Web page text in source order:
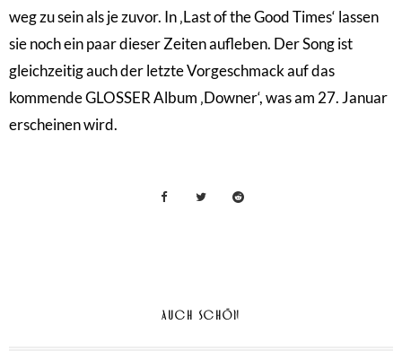
weg zu sein als je zuvor. In ‚Last of the Good Times‘ lassen
sie noch ein paar dieser Zeiten aufleben. Der Song ist
gleichzeitig auch der letzte Vorgeschmack auf das
kommende GLOSSER Album ‚Downer‘, was am 27. Januar
erscheinen wird.
AUCH SCHÖN